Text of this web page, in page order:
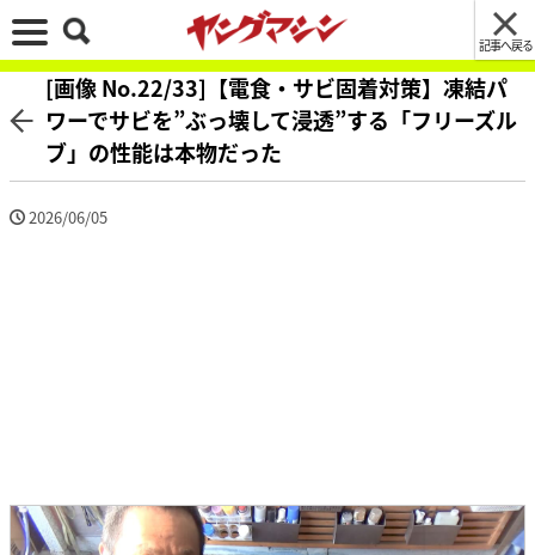
記事へ戻る
[画像 No.22/33]【電食・サビ固着対策】凍結パ
ワーでサビを”ぶっ壊して浸透”する「フリーズル
ブ」の性能は本物だった
2026/06/05